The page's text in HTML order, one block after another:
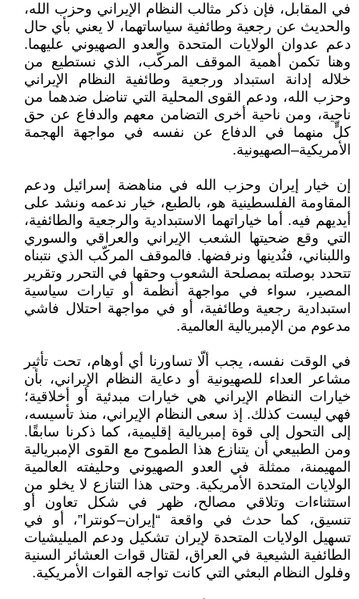
في المقابل، فإن ذكر مثالب النظام الإيراني وحزب الله،
والحديث عن رجعية وطائفية سياساتهما، لا يعني بأي حال
دعم عدوان الولايات المتحدة والعدو الصهيوني عليهما.
وهنا تكمن أهمية الموقف المركّب، الذي نستطيع من
خلاله إدانة استبداد ورجعية وطائفية النظام الإيراني
وحزب الله، ودعم القوى المحلية التي تناضل ضدهما من
ناحية، ومن ناحية أخرى التضامن معهم والدفاع عن حق
كلٍّ منهما في الدفاع عن نفسه في مواجهة الهجمة
الأمريكية–الصهيونية.
إن خيار إيران وحزب الله في مناهضة إسرائيل ودعم
المقاومة الفلسطينية هو، بالطبع، خيار ندعمه ونشد على
أيديهم فيه. أما خياراتهما الاستبدادية والرجعية والطائفية،
التي وقع ضحيتها الشعب الإيراني والعراقي والسوري
واللبناني، فنُدينها ونرفضها. فالموقف المركّب الذي نتبناه
تتحدد بوصلته بمصلحة الشعوب وحقها في التحرر وتقرير
المصير، سواء في مواجهة أنظمة أو تيارات سياسية
استبدادية رجعية وطائفية، أو في مواجهة احتلال فاشي
مدعوم من الإمبريالية العالمية.
في الوقت نفسه، يجب ألّا تساورنا أي أوهام، تحت تأثير
مشاعر العداء للصهيونية أو دعاية النظام الإيراني، بأن
خيارات النظام الإيراني هي خيارات مبدئية أو أخلاقية؛
فهي ليست كذلك. إذ سعى النظام الإيراني، منذ تأسيسه،
إلى التحول إلى قوة إمبريالية إقليمية، كما ذكرنا سابقًا.
ومن الطبيعي أن يتنازع هذا الطموح مع القوى الإمبريالية
المهيمنة، ممثلة في العدو الصهيوني وحليفته العالمية
الولايات المتحدة الأمريكية. وحتى هذا التنازع لا يخلو من
استثناءات وتلاقي مصالح، ظهر في شكل تعاون أو
تنسيق، كما حدث في واقعة “إيران–كونترا”، أو في
تسهيل الولايات المتحدة لإيران تشكيل ودعم الميليشيات
الطائفية الشيعية في العراق، لقتال قوات العشائر السنية
وفلول النظام البعثي التي كانت تواجه القوات الأمريكية.